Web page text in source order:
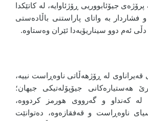
جیۆئابووریی ڕۆژئاوایە، لە کاتێکدا
و فشاردار بە واتای پاراستنی باڵادەستی
ئەم دوو سیناریۆیەدا ئێران وەستاوە.
قەیراناوی لە ڕۆژهەڵاتی ناوەڕاست نییە،
هەستیارەکانی جیۆپۆلەتیکی جیهان؛
کەنداو و گەرووی هورمز کردووە،
ناوەڕاست و قەفقازەوە، دەتوانێت